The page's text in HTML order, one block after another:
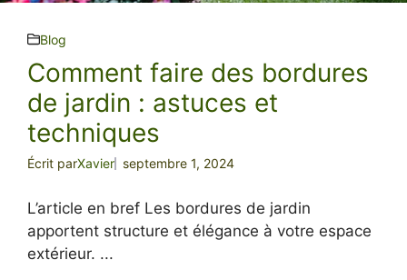
Blog
Comment faire des bordures
de jardin : astuces et
techniques
Écrit parXavier septembre 1, 2024
L’article en bref Les bordures de jardin
apportent structure et élégance à votre espace
extérieur. ...